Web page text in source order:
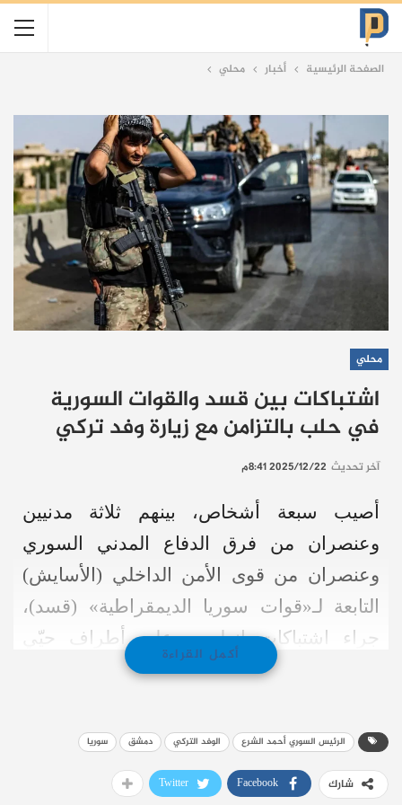
الصفحة الرئيسية أخبار محلي
محلي
اشتباكات بين قسد والقوات السورية
في حلب بالتزامن مع زيارة وفد تركي
آخر تحديث 2025/12/22 8:41م
أصيب سبعة أشخاص، بينهم ثلاثة مدنيين
وعنصران من فرق الدفاع المدني السوري
وعنصران من قوى الأمن الداخلي (الأسايش)
التابعة لـ«قوات سوريا الديمقراطية» (قسد)،
جراء اشتباكات اندلعت، على أطراف حيّي
الشيخ مقصود والأشرفية ذوي الغالبية الكردية
وأفادت مصادر محلية بأن المدنيين الثلاثة
وعنصري الدفاع المدني أُصيبوا نتيجة استهدافهم
أكمل القراءة
الرئيس السوري أحمد الشرع الوفد التركي دمشق سوريا
شارك Facebook
Twitter